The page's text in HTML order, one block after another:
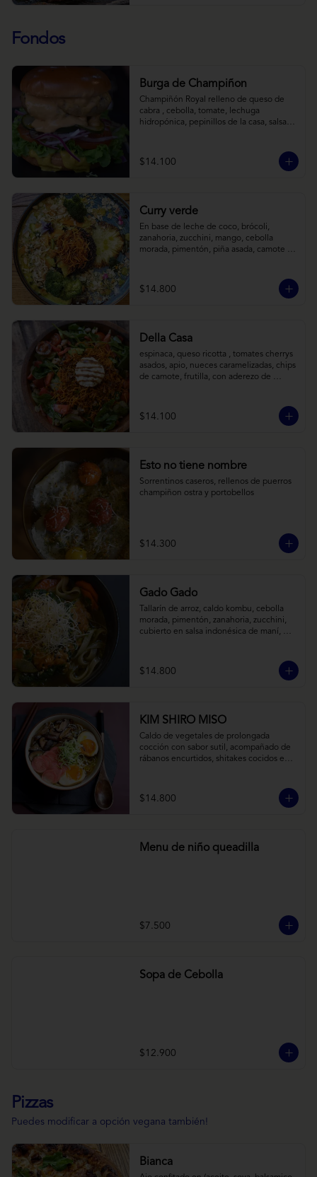
Fondos
Burga de Champiñon
Champiñón Royal relleno de queso de
cabra , cebolla, tomate, lechuga
hidropónica, pepinillos de la casa, salsa
$14.100
Curry verde
En base de leche de coco, brócoli,
zanahoria, zucchini, mango, cebolla
morada, pimentón, piña asada, camote
$14.800
Della Casa
espinaca, queso ricotta , tomates cherrys
asados, apio, nueces caramelizadas, chips
de camote, frutilla, con aderezo de
$14.100
Esto no tiene nombre
Sorrentinos caseros, rellenos de puerros
champiñon ostra y portobellos
$14.300
Gado Gado
Tallarín de arroz, caldo kombu, cebolla
morada, pimentón, zanahoria, zucchini,
cubierto en salsa indonésica de maní,
$14.800
KIM SHIRO MISO
Caldo de vegetales de prolongada
cocción con sabor sutil, acompañado de
rábanos encurtidos, shitakes cocidos en
vegana) y los infaltables fideos de ramen.
$14.800
Menu de niño queadilla
$7.500
Sopa de Cebolla
$12.900
Pizzas
Puedes modificar a opción vegana también!
Bianca